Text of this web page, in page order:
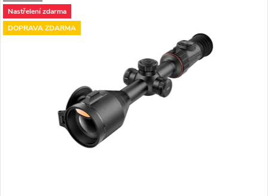
Nastřelení zdarma
DOPRAVA ZDARMA